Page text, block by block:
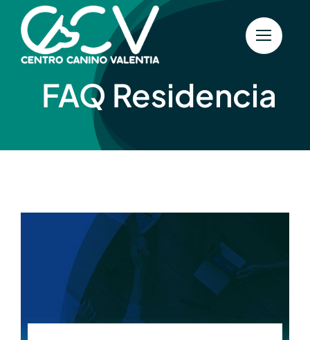
Saltar
contenido
FAQ Residencia